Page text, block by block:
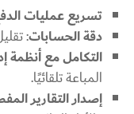
تسريع عمليات
دقة الحسابات:
التكامل مع أنظمة
المباعة تلقائيًا.
إصدار التقارير